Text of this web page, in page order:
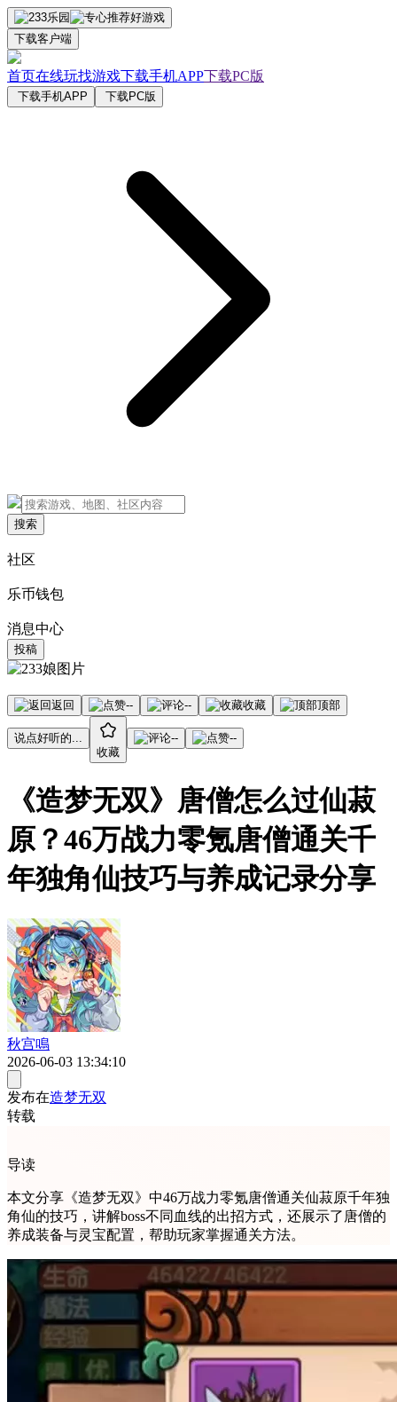
下载客户端
首页在线玩找游戏下载手机APP下载PC版
下载手机APP 下载PC版
搜索
社区
乐币钱包
消息中心
投稿
返回 -- -- 收藏 顶部
说点好听的...
收藏
-- --
《造梦无双》唐僧怎么过仙菽
原？46万战力零氪唐僧通关千
年独角仙技巧与养成记录分享
秋宫鳴
2026-06-03 13:34:10
发布在造梦无双
转载
导读
本文分享《造梦无双》中46万战力零氪唐僧通关仙菽原千年独
角仙的技巧，讲解boss不同血线的出招方式，还展示了唐僧的
养成装备与灵宝配置，帮助玩家掌握通关方法。